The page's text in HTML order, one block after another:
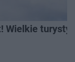
Wielkie